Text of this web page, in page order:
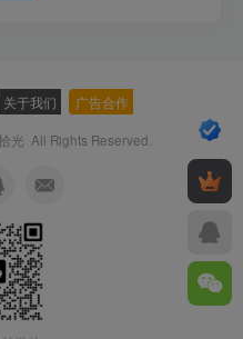
关于我们 广告合作
光 All Rights Reserved.